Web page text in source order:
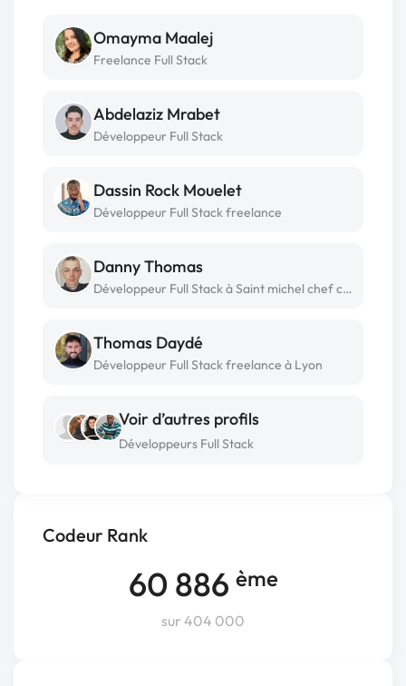
Codeur Rank
60 886 ème
sur 404 000
Omayma Maalej
Freelance Full Stack
Abdelaziz Mrabet
Développeur Full Stack
Dassin Rock Mouelet
Développeur Full Stack freelance
Danny Thomas
Développeur Full Stack à Saint michel chef chef
Thomas Daydé
Développeur Full Stack freelance à Lyon
Voir d’autres profils
Développeurs Full Stack